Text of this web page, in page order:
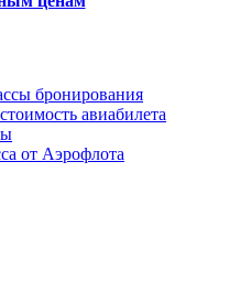
бронирования
авиабилета
от Аэрофлота